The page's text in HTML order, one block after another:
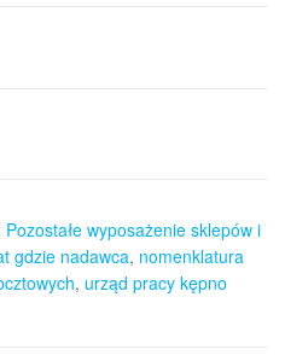
Pozostałe wyposażenie sklepów i
gdzie nadawca, nomenklatura
, urząd pracy kępno